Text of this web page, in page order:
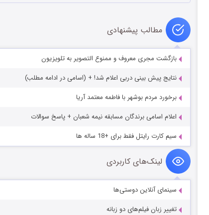
مطالب پیشنهادی
بازگشت مجری معروف و ممنوع التصویر به تلویزیون
نتایج پیش بینی دربی اعلام شد! + (اسامی در ادامه مطلب)
برخورد مردم بوشهر با فاطمه معتمد آریا
اعلام اسامی برندگان مسابقه نیمه شعبان + پاسخ سوالات
سیم کارت رایتل فقط برای +18 ساله ها
لینک‌های کاربردی
سینمای آنلاین دوستی‌ها
تغییر زبان فیلم‌های دو زبانه